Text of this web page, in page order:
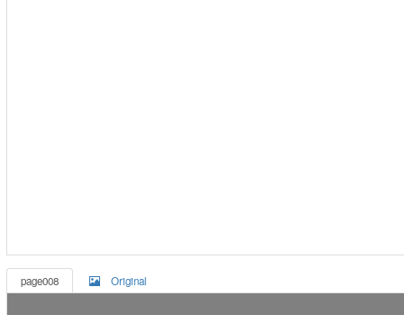
page008 Original